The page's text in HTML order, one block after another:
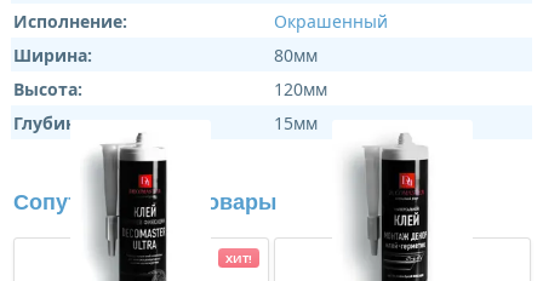
Исполнение:
Окрашенный
Ширина:
80мм
Высота:
120мм
Глубина:
15мм
Сопутствующие товары
ХИТ!